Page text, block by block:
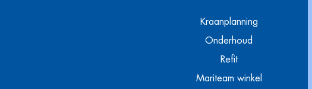
Kraanplanning
Onderhoud
Refit
Mariteam winkel